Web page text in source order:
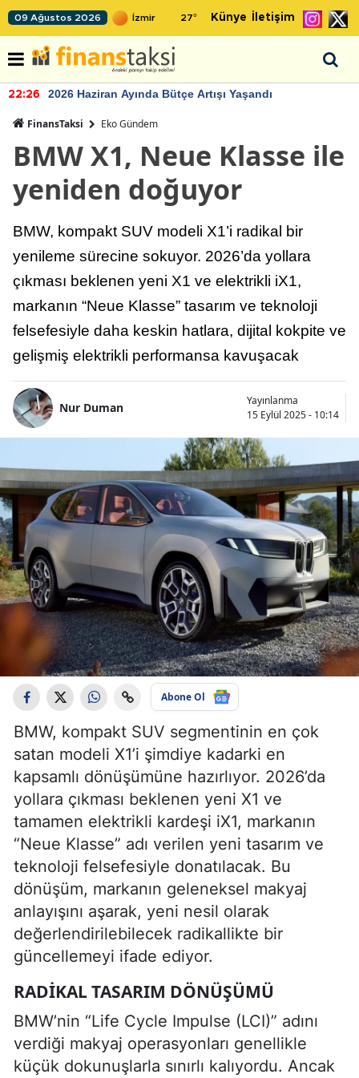
09 Ağustos 2026 27° Künye İletişim
22:26 2026 Haziran Ayında Bütçe Artışı Yaşandı
FinansTaksi Eko Gündem
BMW X1, Neue Klasse ile
yeniden doğuyor
BMW, kompakt SUV modeli X1’i radikal bir
yenileme sürecine sokuyor. 2026’da yollara
çıkması beklenen yeni X1 ve elektrikli iX1,
markanın “Neue Klasse” tasarım ve teknoloji
felsefesiyle daha keskin hatlara, dijital kokpite ve
gelişmiş elektrikli performansa kavuşacak
Nur Duman
Yayınlanma
15 Eylül 2025 - 10:14
Abone Ol
BMW, kompakt SUV segmentinin en çok
satan modeli X1’i şimdiye kadarki en
kapsamlı dönüşümüne hazırlıyor. 2026’da
yollara çıkması beklenen yeni X1 ve
tamamen elektrikli kardeşi iX1, markanın
“Neue Klasse” adı verilen yeni tasarım ve
teknoloji felsefesiyle donatılacak. Bu
dönüşüm, markanın geleneksel makyaj
anlayışını aşarak, yeni nesil olarak
değerlendirilebilecek radikallikte bir
güncellemeyi ifade ediyor.
RADIKAL TASARIM DÖNÜŞÜMÜ
BMW’nin “Life Cycle Impulse (LCI)” adını
verdiği makyaj operasyonları genellikle
küçük dokunuşlarla sınırlı kalıyordu. Ancak